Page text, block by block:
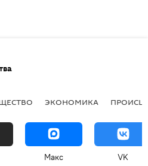
ЭКОНОМИКА
Макс VK